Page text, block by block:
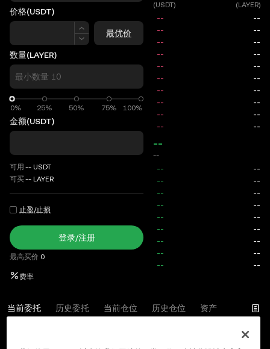
价格(USDT)
价格
最优价
数量(LAYER)
0% 25% 50% 75% 100%
0%
金额(USDT)
可用 -- USDT
可买-- LAYER
止盈/止损
登录/注册
最高买价 0
费率
(USDT)
(LAYER)
--
--
当前委托 历史委托 当前仓位 历史仓位 资产